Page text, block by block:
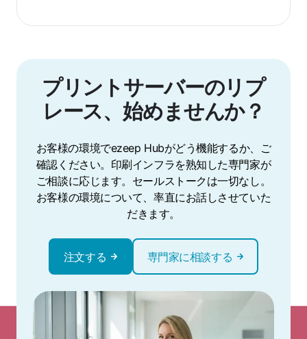
プリントサーバーのリプ
レース、始めませんか？
お客様の環境でezeep Hubがどう機能するか、ご
確認ください。印刷インフラを熟知した専門家が
ご相談に応じます。セールストークは一切なし。
お客様の環境について、率直にお話しさせていた
だきます。
注文する 専門家に相談する